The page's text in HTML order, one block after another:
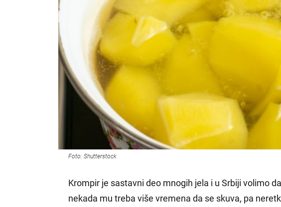
Foto: Shutterstock
Krompir je sastavni deo mnogih jela i u Srbiji volimo
nekada mu treba više vremena da se skuva, pa